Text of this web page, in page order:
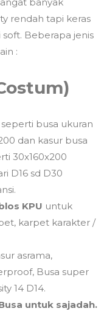
rendah tapi keras
Beberapa jenis
:
seperti busa ukuran
dan kasur busa
30x160x200
D16 sd D30
KPU untuk
karpet karakter /
asrama,
Busa super
14 D14.
untuk sajadah.